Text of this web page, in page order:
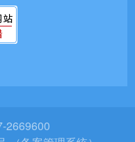
2669600